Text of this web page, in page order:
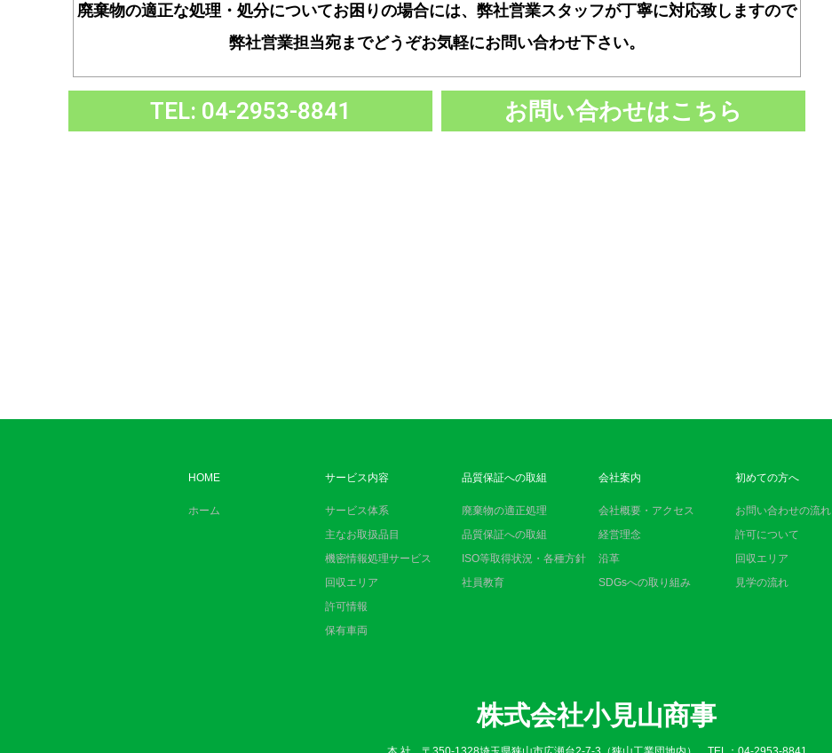
廃棄物の適正な処理・処分についてお困りの場合には、弊社営業スタッフが丁寧に対応致しますので
弊社営業担当宛までどうぞお気軽にお問い合わせ下さい。
TEL: 04-2953-8841 お問い合わせはこちら
HOME
ホーム
サービス内容
サービス体系
主なお取扱品目
機密情報処理サービス
回収エリア
許可情報
保有車両
品質保証への取組
廃棄物の適正処理
品質保証への取組
ISO等取得状況・各種方針
社員教育
会社案内
会社概要・アクセス
経営理念
沿革
SDGsへの取り組み
初めての方へ
お問い合わせの流れ
許可について
回収エリア
見学の流れ
株式会社小見山商事